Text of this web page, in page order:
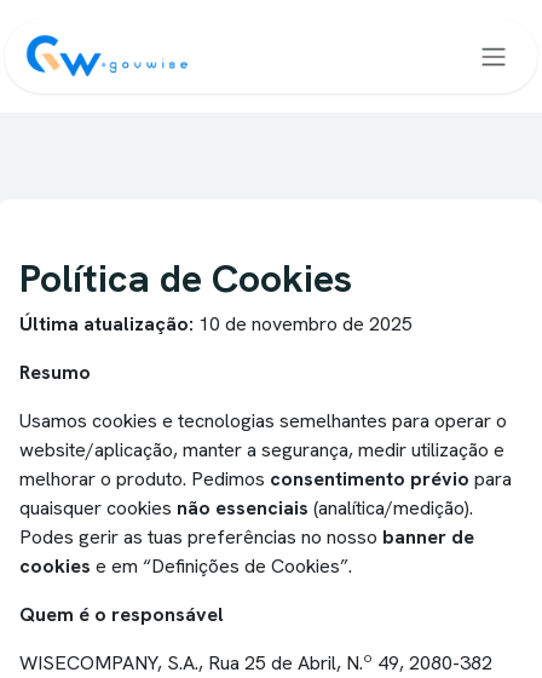
Política de Cookies
Última atualização: 10 de novembro de 2025
Resumo
Usamos cookies e tecnologias semelhantes para operar o
website/aplicação, manter a segurança, medir utilização e
melhorar o produto. Pedimos consentimento prévio para
quaisquer cookies não essenciais (analítica/medição).
Podes gerir as tuas preferências no nosso banner de
cookies e em “Definições de Cookies”.
Quem é o responsável
WISECOMPANY, S.A., Rua 25 de Abril, N.º 49, 2080-382